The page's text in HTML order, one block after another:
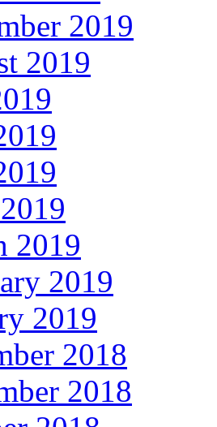
2019
2019
2019
2019
2019
2018
2018